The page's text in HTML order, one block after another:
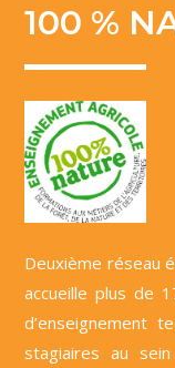
100 %
Deuxième réseau
accueille plus de
d’enseignement
stagiaires au